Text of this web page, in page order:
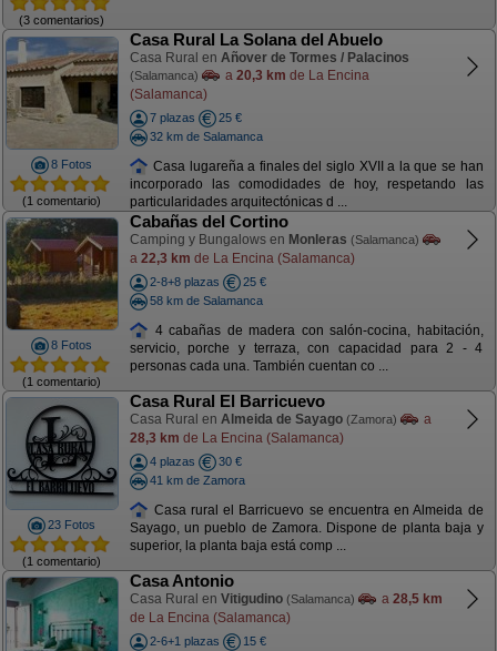
(3 comentarios)
8 Fotos
(1 comentario)
Casa Rural La Solana del Abuelo
Casa Rural en Añover de Tormes / Palacinos
(Salamanca) a 20,3 km de La Encina
(Salamanca)
7 plazas
25 €
32 km de Salamanca
Casa lugareña a finales del siglo XVII a la que se han
incorporado las comodidades de hoy, respetando las
particularidades arquitectónicas d ...
8 Fotos
(1 comentario)
Cabañas del Cortino
Camping y Bungalows en Monleras (Salamanca)
a 22,3 km de La Encina (Salamanca)
2-8+8 plazas
25 €
58 km de Salamanca
4 cabañas de madera con salón-cocina, habitación,
servicio, porche y terraza, con capacidad para 2 - 4
personas cada una. También cuentan co ...
23 Fotos
(1 comentario)
Casa Rural El Barricuevo
Casa Rural en Almeida de Sayago (Zamora)
a
28,3 km de La Encina (Salamanca)
4 plazas
30 €
41 km de Zamora
Casa rural el Barricuevo se encuentra en Almeida de
Sayago, un pueblo de Zamora. Dispone de planta baja y
superior, la planta baja está comp ...
Casa Antonio
Casa Rural en Vitigudino (Salamanca) a 28,5 km
de La Encina (Salamanca)
2-6+1 plazas
15 €